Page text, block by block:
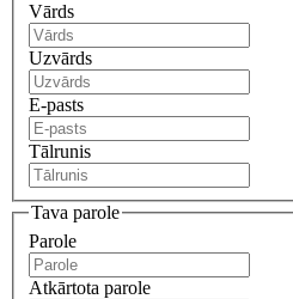
Vārds
Uzvārds
E-pasts
Tālrunis
Tava parole
Parole
Atkārtota parole